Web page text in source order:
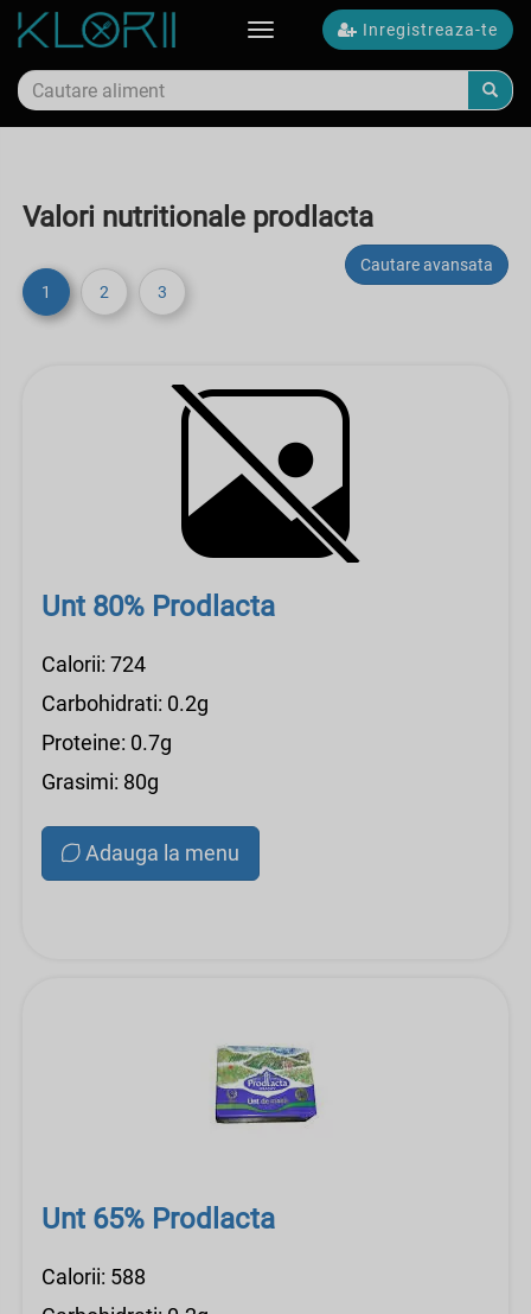
Inregistreaza-te
Toggle
Valori nutritionale prodlacta
Cautare avansata
1
2 3
Unt 80% Prodlacta
Calorii: 724
Carbohidrati: 0.2g
Proteine: 0.7g
Grasimi: 80g
Adauga la menu
Unt 65% Prodlacta
Calorii: 588